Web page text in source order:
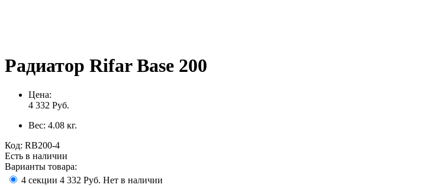
Радиатор Rifar Base 200
Цена:
4 332 Руб.
Вес: 4.08 кг.
Код: RB200-4
Есть в наличии
Варианты товара:
4 секции 4 332 Руб. Нет в наличии